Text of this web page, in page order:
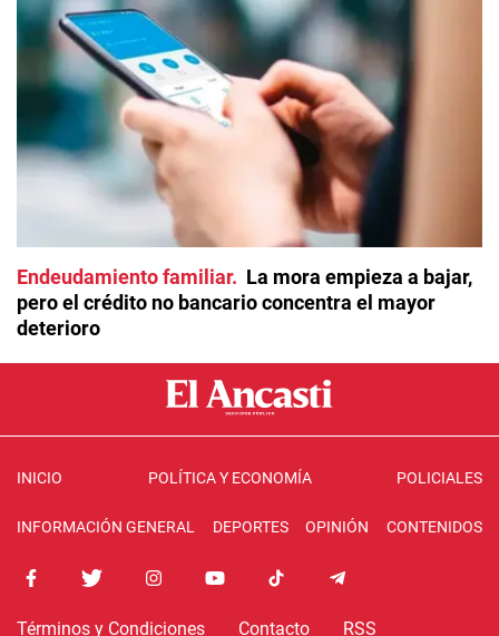
Endeudamiento familiar
La mora empieza a bajar,
pero el crédito no bancario concentra el mayor
deterioro
INICIO POLÍTICA Y ECONOMÍA POLICIALES
INFORMACIÓN GENERAL DEPORTES OPINIÓN CONTENIDOS
Términos y Condiciones Contacto RSS